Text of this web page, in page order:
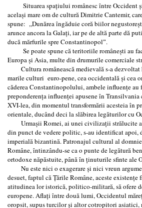
Situarea spaţiului românesc între Occident
acelaşi mare om de cultură Dimitrie Cantemir,
spune: ,,Dunărea îngăduie coră biilor
arunce ancora la Galaţi, iar pe de altă parte dă
ducă mărfurile spre Constantinopolˮ.
Se poate spune că teritoriile româneşti au
Europa şi Asia, multe din drumurile comerciale
Cultura românească medievală s-a dezvoltat
marile culturi euro-pene, cea occidentală şi cea
căderea Constantinopolului, ambele influenţe au
preponderenţa influenţei apusene în
XVI-lea, din momentul transformării acesteia în
orientale, ducând deci la slăbirea legăturilor cu
Urmaşii Romei, ai unei civilizaţii strălucite
din punct de vedere politic, s-au identificat apoi,
imperială bizantină. Patronajul cultural al
Române, întinzându-se ca o punte de legătură
ortodoxe năpăstuite, până în ţinuturile sfinte ale
Nu este nici o exagerare şi nici vreun
desuet, faptul că Ţările Române, aceste existenţe
atitudinea lor istorică, politico-militară, să ofere
europene. Aflaţi între două lumi, Occidentul
oropsit, supus turcilor şi altor cotropitori asiatici,